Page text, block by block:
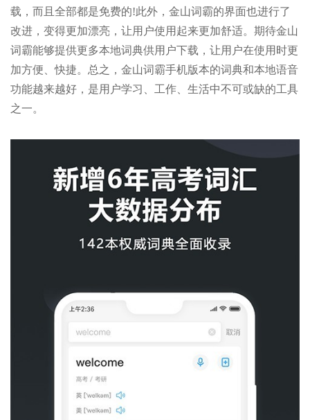
载，而且全部都是免费的!此外，金山词霸的界面也进行了
改进，变得更加漂亮，让用户使用起来更加舒适。期待金山
词霸能够提供更多本地词典供用户下载，让用户在使用时更
加方便、快捷。总之，金山词霸手机版本的词典和本地语音
功能越来越好，是用户学习、工作、生活中不可或缺的工具
之一。